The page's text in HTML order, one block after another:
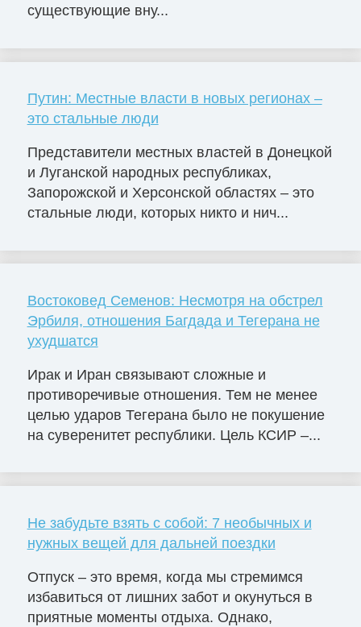
существующие вну...
Путин: Местные власти в новых регионах –
это стальные люди
Представители местных властей в Донецкой
и Луганской народных республиках,
Запорожской и Херсонской областях – это
стальные люди, которых никто и нич...
Востоковед Семенов: Несмотря на обстрел
Эрбиля, отношения Багдада и Тегерана не
ухудшатся
Ирак и Иран связывают сложные и
противоречивые отношения. Тем не менее
целью ударов Тегерана было не покушение
на суверенитет республики. Цель КСИР –...
Не забудьте взять с собой: 7 необычных и
нужных вещей для дальней поездки
Отпуск – это время, когда мы стремимся
избавиться от лишних забот и окунуться в
приятные моменты отдыха. Однако,